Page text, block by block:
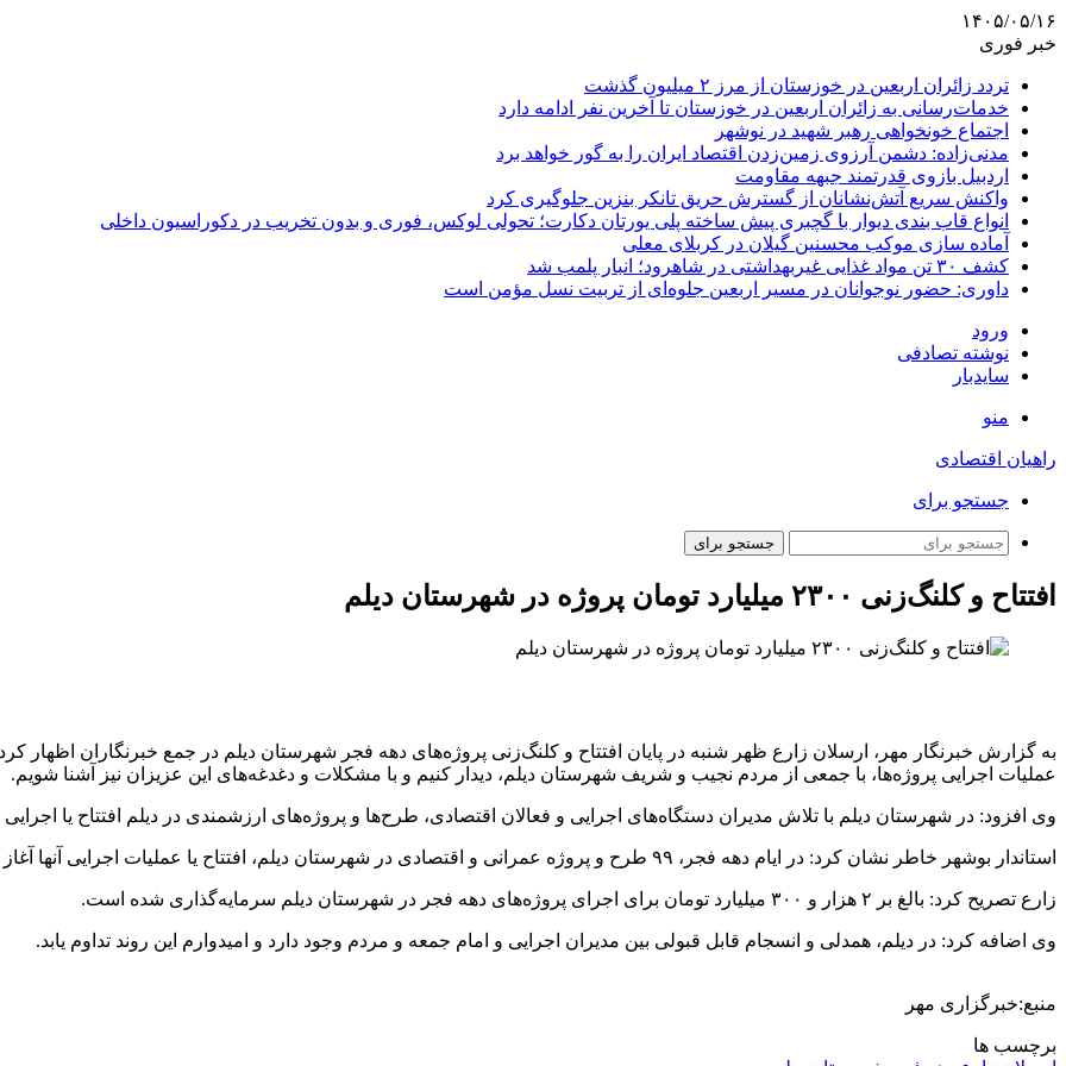
۱۴۰۵/۰۵/۱۶
خبر فوری
تردد زائران اربعین در خوزستان از مرز ۲ میلیون گذشت
خدمات‌رسانی به زائران اربعین در خوزستان تا آخرین نفر ادامه دارد
اجتماع خونخواهی رهبر شهید در نوشهر
مدنی‌زاده: دشمن آرزوی زمین‌زدن اقتصاد ایران را به گور خواهد برد
اردبیل بازوی قدرتمند جبهه مقاومت
واکنش سریع آتش‌نشانان از گسترش حریق تانکر بنزین جلوگیری کرد
انواع قاب بندی دیوار با گچبری پیش ساخته پلی یورتان دکارت؛ تحولی لوکس، فوری و بدون تخریب در دکوراسیون داخلی
آماده سازی موکب محسنین گیلان در کربلای معلی
کشف ۳۰ تن مواد غذایی غیربهداشتی در شاهرود؛ انبار پلمب شد
داوری: حضور نوجوانان در مسیر اربعین جلوه‌ای از تربیت نسل مؤمن است
ورود
نوشته تصادفی
سایدبار
منو
راهیان اقتصادی
جستجو برای
جستجو برای
افتتاح و کلنگ‌زنی ۲۳۰۰ میلیارد تومان پروژه در شهرستان دیلم
به گزارش خبرنگار مهر، ارسلان زارع ظهر شنبه در پایان افتتاح و کلنگ‌زنی پروژه‌های دهه فجر شهرستان دیلم در جمع خبرنگاران اظهار
عملیات اجرایی پروژه‌ها، با جمعی از مردم نجیب و شریف شهرستان دیلم، دیدار کنیم و با مشکلات و دغدغه‌های این عزیزان نیز آشنا شویم.
وی افزود: در شهرستان دیلم با تلاش مدیران دستگاه‌های اجرایی و فعالان اقتصادی، طرح‌ها و پروژه‌های ارزشمندی در دیلم افتتاح یا
استاندار بوشهر خاطر نشان کرد: در ایام دهه فجر، ۹۹ طرح و پروژه عمرانی و اقتصادی در شهرستان دیلم، افتتاح یا عملیات اجرایی آنها آغاز شده است.
زارع تصریح کرد: بالغ بر ۲ هزار و ۳۰۰ میلیارد تومان برای اجرای پروژه‌های دهه فجر در شهرستان دیلم سرمایه‌گذاری شده است.
وی اضافه کرد: در دیلم، همدلی و انسجام قابل قبولی بین مدیران اجرایی و امام جمعه و مردم وجود دارد و امیدوارم این روند تداوم یابد.
منبع:خبرگزاری مهر
برچسب ها